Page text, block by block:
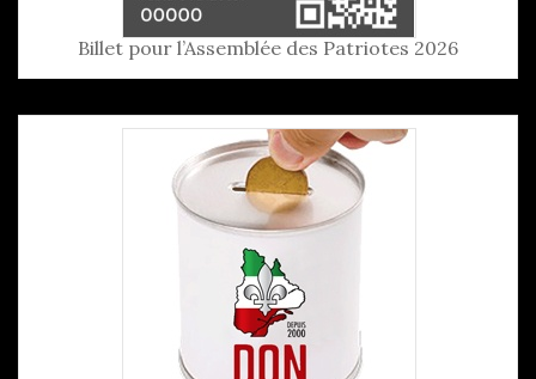
Billet pour l’Assemblée des Patriotes 2026